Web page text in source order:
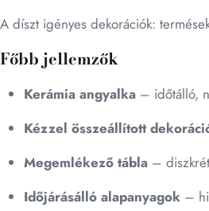
A díszt igényes dekorációk:
Főbb jellemzők
Kerámia angyalka – időtálló,
Kézzel összeállított
Megemlékező tábla –
Időjárásálló alapanyagok –